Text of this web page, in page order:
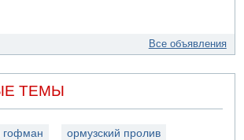
Все объявления
ТЕМЫ
гофман ормузский пролив